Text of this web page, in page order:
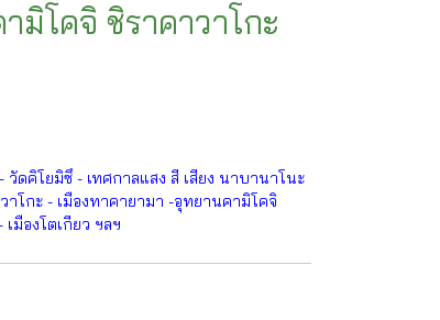
มิโคจิ ชิราคาวาโกะ
ดคิโยมิซึ - เทศกาลแสง สี เสียง นาบานาโนะ
าโกะ - เมืองทาคายามา -อุทยานคามิโคจิ
มืองโตเกียว ฯลฯ